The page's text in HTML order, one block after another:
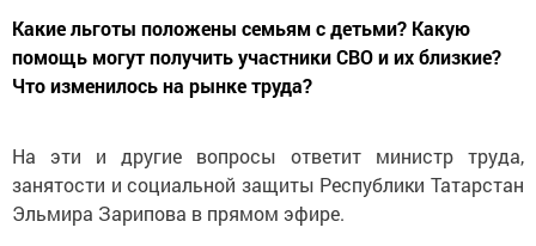
Какие льготы положены семьям с детьми? Какую
помощь могут получить участники СВО и их близкие?
Что изменилось на рынке труда?
На эти и другие вопросы ответит министр труда,
занятости и социальной защиты Республики Татарстан
Эльмира Зарипова в прямом эфире.